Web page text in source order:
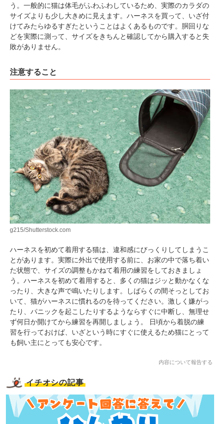
う。一般的に猫は体毛がふわふわしているため、実際のカラダの
サイズよりも少し大きめに見えます。ハーネスを買って、いざ付
けてみたらゆるすぎたということはよくあるものです。胴回りな
どを実際に測って、サイズをきちんと確認してから購入すると失
敗がありません。
注意すること
g215/Shutterstock.com
ハーネスを初めて着用する猫は、違和感にびっくりしてしまうこ
とがあります。実際に外出で使用する前に、お家の中で落ち着い
た状態で、サイズの調整もかねて着用の練習をしておきましょ
う。ハーネスを初めて着用すると、多くの猫はジッと動かなくな
ったり、大きな声で鳴いたりします。しばらくの間そっとしてお
いて、猫がハーネスに慣れるのを待ってください。激しく嫌がっ
たり、パニックを起こしたりするようならすぐに中断し、無理せ
ず何日か開けてから練習を再開しましょう。 日頃から着脱の練
習を行っておけば、いざという時にすぐに使えるため猫にとって
も飼い主にとっても安心です。
内容について報告する
イチオシの記事